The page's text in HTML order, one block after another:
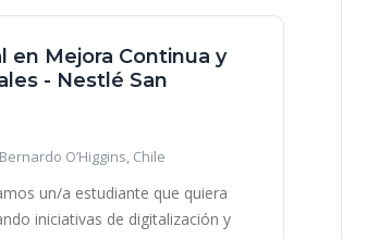
en Mejora Continua y
- Nestlé San
O’Higgins, Chile
un/a estudiante que quiera
iniciativas de digitalización y